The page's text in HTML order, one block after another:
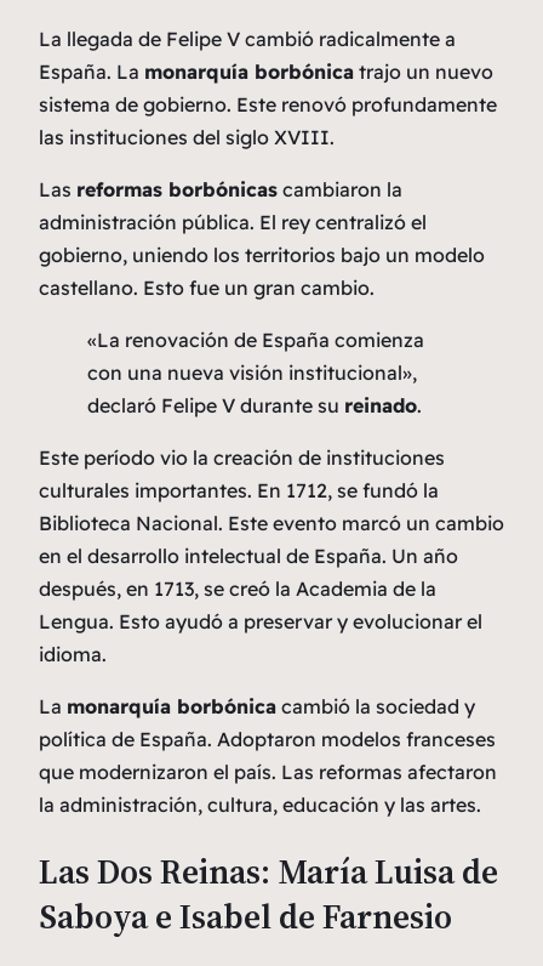
La llegada de Felipe V cambió radicalmente a
España. La monarquía borbónica trajo un nuevo
sistema de gobierno. Este renovó profundamente
las instituciones del siglo XVIII.
Las reformas borbónicas cambiaron la
administración pública. El rey centralizó el
gobierno, uniendo los territorios bajo un modelo
castellano. Esto fue un gran cambio.
«La renovación de España comienza
con una nueva visión institucional»,
declaró Felipe V durante su reinado.
Este período vio la creación de instituciones
culturales importantes. En 1712, se fundó la
Biblioteca Nacional. Este evento marcó un cambio
en el desarrollo intelectual de España. Un año
después, en 1713, se creó la Academia de la
Lengua. Esto ayudó a preservar y evolucionar el
idioma.
La monarquía borbónica cambió la sociedad y
política de España. Adoptaron modelos franceses
que modernizaron el país. Las reformas afectaron
la administración, cultura, educación y las artes.
Las Dos Reinas: María Luisa de
Saboya e Isabel de Farnesio